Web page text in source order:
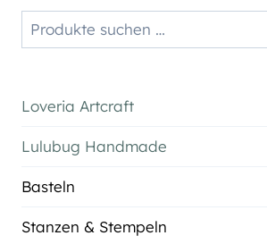
Suchen
nach:
Loveria Artcraft
Lulubug Handmade
Basteln
Stanzen & Stempeln